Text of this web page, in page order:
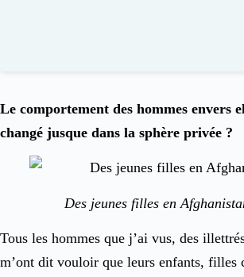
Le comportement des hommes envers
changé jusque dans la sphère privée ?
Des jeunes filles en
Tous les hommes que j’ai vus, des
m’ont dit vouloir que leurs enfants, filles